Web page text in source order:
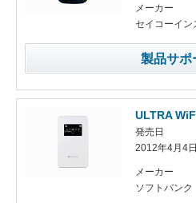
メーカー
セイコーイン
製品サポ
ULTRA
発売日
2012年4月4
メーカー
ソフトバンク